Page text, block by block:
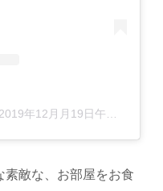
2019年12月月19日午後7時39分PST
素敵な、お部屋をお食